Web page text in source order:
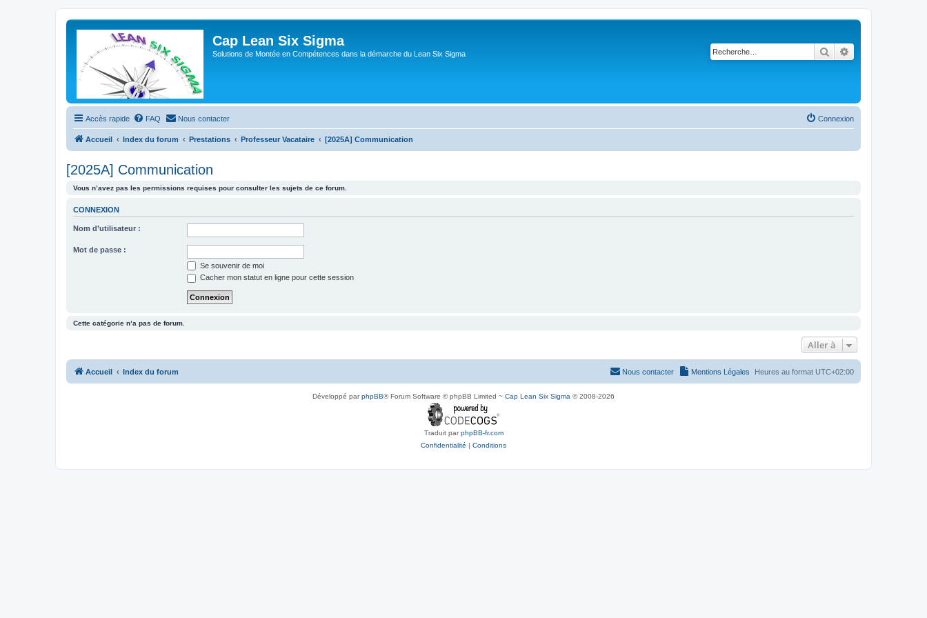
Cap Lean Six Sigma
Solutions de Montée en Compétences dans la démarche du Lean Six Sigma Rechercher
Accès rapide FAQ Nous contacter Connexion
Accueil Index du forum Prestations Professeur Vacataire [2025A] Communication
[2025A] Communication
Vous n’avez pas les permissions requises pour consulter les sujets de ce forum.
CONNEXION
Nom d’utilisateur :
Mot de passe :
Se souvenir de moi
Cacher mon statut en ligne pour cette session
Cette catégorie n’a pas de forum.
Aller à
Accueil Index du forum Heures au format UTC+02:00
Mentions Légales
Nous contacter
Développé parphpBB® Forum Software © phpBB Limited ~ Cap Lean Six Sigma © 2008-2026
Traduit parphpBB-fr.com
Confidentialité | Conditions